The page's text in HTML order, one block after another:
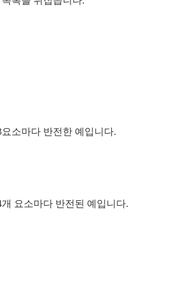
소마다 반전한 예입니다.
요소마다 반전된 예입니다.